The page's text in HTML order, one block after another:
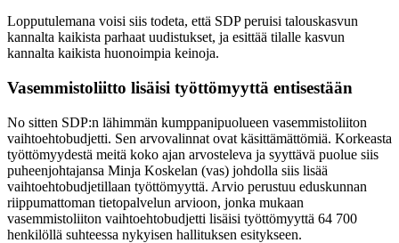
Lopputulemana voisi siis todeta, että SDP peruisi talouskasvun
kannalta kaikista parhaat uudistukset, ja esittää tilalle kasvun
kannalta kaikista huonoimpia keinoja.
Vasemmistoliitto lisäisi työttömyyttä entisestään
No sitten SDP:n lähimmän kumppanipuolueen vasemmistoliiton
vaihtoehtobudjetti. Sen arvovalinnat ovat käsittämättömiä. Korkeasta
työttömyydestä meitä koko ajan arvosteleva ja syyttävä puolue siis
puheenjohtajansa Minja Koskelan (vas) johdolla siis lisää
vaihtoehtobudjetillaan työttömyyttä. Arvio perustuu eduskunnan
riippumattoman tietopalvelun arvioon, jonka mukaan
vasemmistoliiton vaihtoehtobudjetti lisäisi työttömyyttä 64 700
henkilöllä suhteessa nykyisen hallituksen esitykseen.